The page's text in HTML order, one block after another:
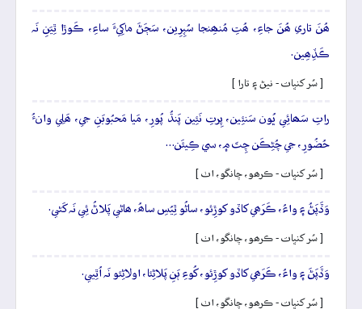
ھُنَ تاري ھُنَ جاءِ، ھُتِ مُنھِنجا سُپِرِين، سَڄَڻَ ماکِيءَ ساءِ، ڪَوڙا ٿِيَنِ نَہ
ڪَڏِھِين.
[ سُر کنڀات - نيڻ ۽ تارا ]
راتِ سَھائِي ڀُون سَنئِين، پِرتِ نَئِين پَنڌُ پُورِ، مَيا مَحبُوبَنِ جي، ھَلِي وانءُ
حُضُورِ، جي چُڻِڪَن چِتَ ۾، سي ڪِيئَن…
[ سُر کنڀات - ڪرھو، چانگو، اٺ ]
وَڏَپَڻُ ۽ واءُ، ڪَرَھي کاڏو کوڙِئو، ساڻُو ٿِيُسِ ساھُ، ھاڻي پَلاڻُ ئِي نَہ کَڻي.
[ سُر کنڀات - ڪرھو، چانگو، اٺ ]
وَڏَپَڻَ ۽ واءُ، ڪَرَھي کاڏو کوڙِئو، کُوءِ ٻَنِ پَلاڻِئا، اولاڻِئو نَہ اُٿِيي.
[ سُر کنڀات - ڪرھو، چانگو، اٺ ]